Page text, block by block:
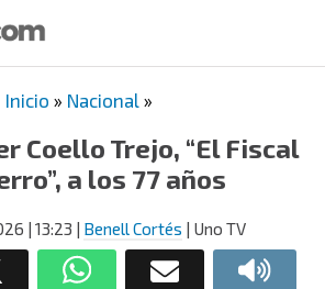
Inicio » Nacional »
Coello Trejo, “El Fiscal
a los 77 años
| 13:23 | Benell Cortés | Uno TV